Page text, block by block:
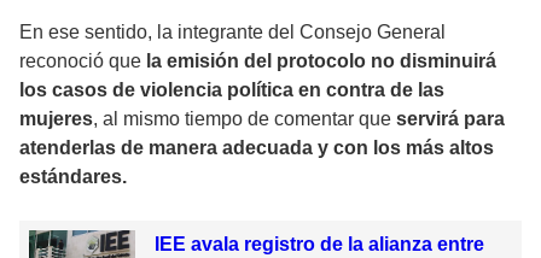
En ese sentido, la integrante del Consejo General
reconoció que la emisión del protocolo no disminuirá
los casos de violencia política en contra de las
mujeres, al mismo tiempo de comentar que servirá para
atenderlas de manera adecuada y con los más altos
estándares.
IEE avala registro de la alianza entre